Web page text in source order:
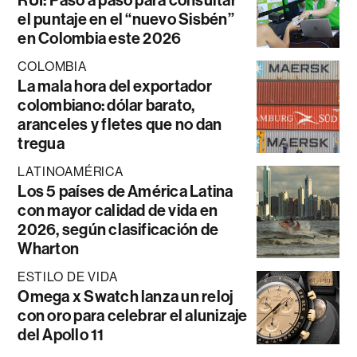
el puntaje en el “nuevo Sisbén”
en Colombia este 2026
COLOMBIA
La mala hora del exportador
colombiano: dólar barato,
aranceles y fletes que no dan
tregua
LATINOAMÉRICA
Los 5 países de América Latina
con mayor calidad de vida en
2026, según clasificación de
Wharton
ESTILO DE VIDA
Omega x Swatch lanza un reloj
con oro para celebrar el alunizaje
del Apollo 11